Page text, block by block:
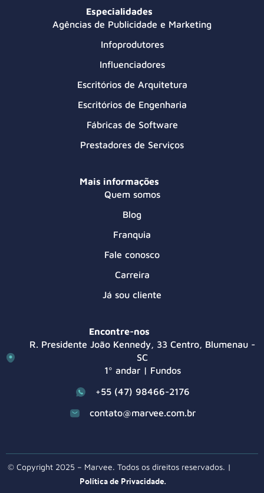
Especialidades
Agências de Publicidade e Marketing
Infoprodutores
Influenciadores
Escritórios de Arquitetura
Escritórios de Engenharia
Fábricas de Software
Prestadores de Serviços
Mais informações
Quem somos
Blog
Franquia
Fale conosco
Carreira
Já sou cliente
Encontre-nos
R. Presidente João Kennedy, 33 Centro, Blumenau -
SC
1º andar | Fundos
+55 (47) 98466-2176
contato@marvee.com.br
© Copyright 2025 – Marvee. Todos os direitos reservados. |
Política de Privacidade.